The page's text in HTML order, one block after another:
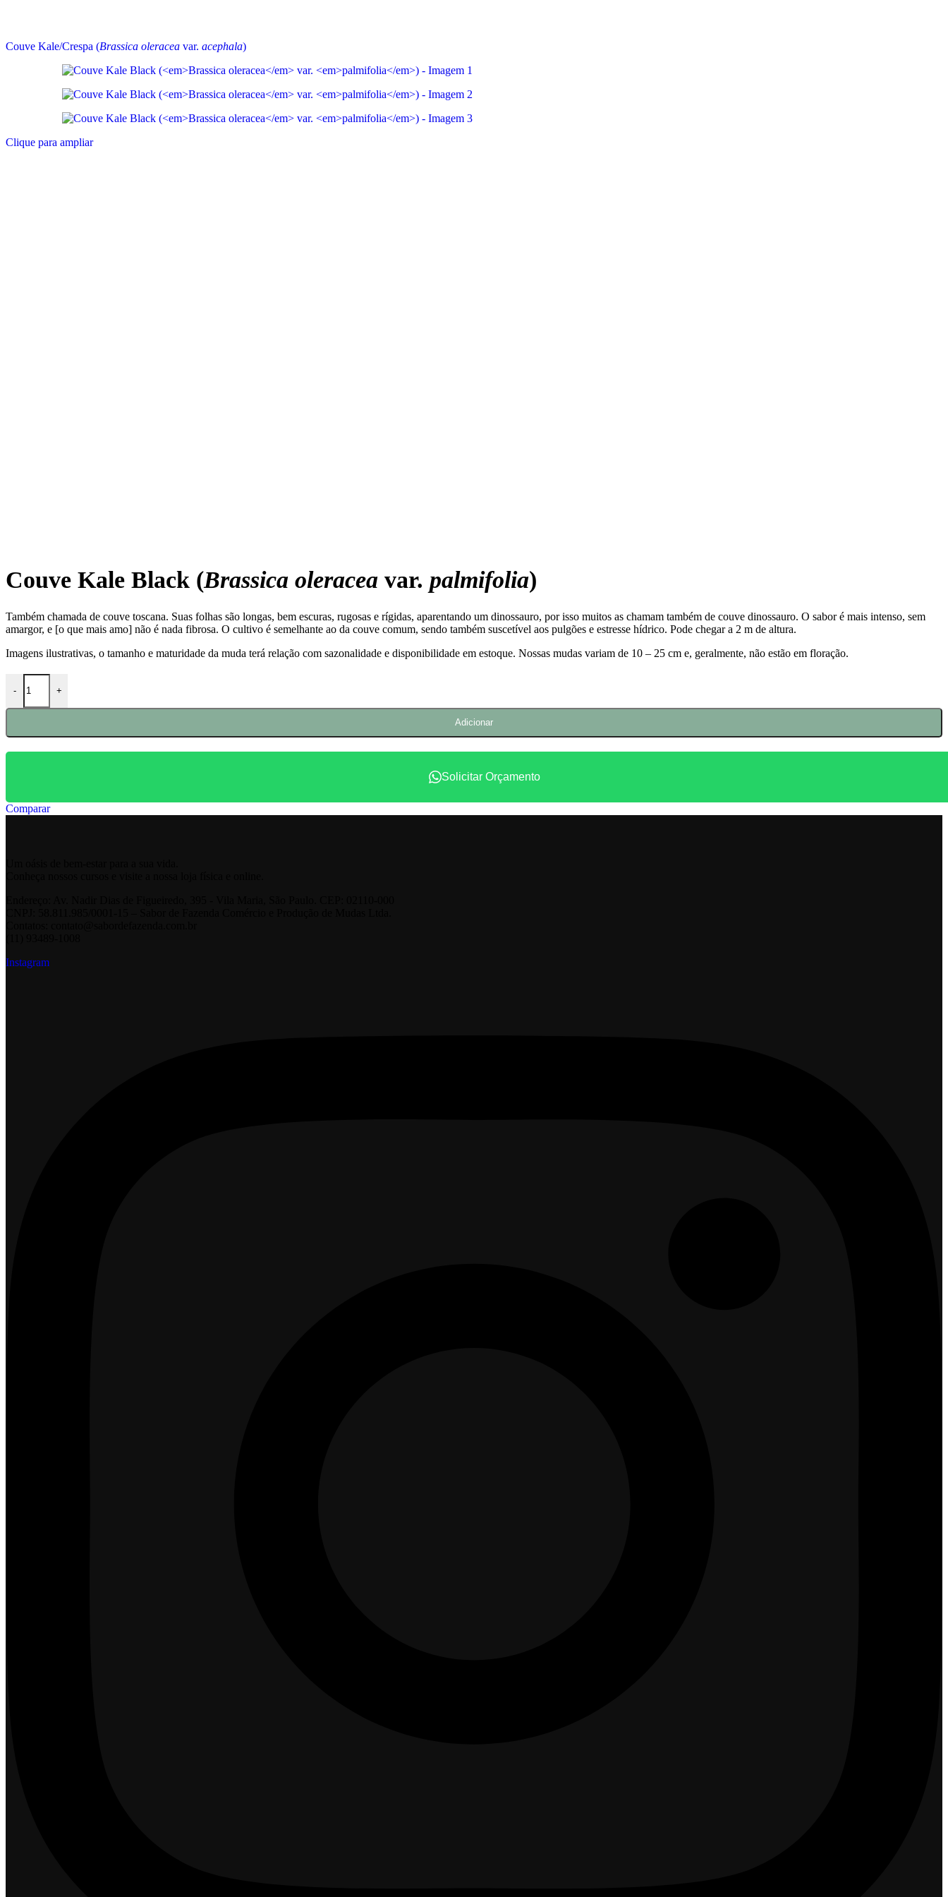
Couve Kale/Crespa (Brassica oleracea var. acephala)
Clique para ampliar
Couve Kale Black (Brassica oleracea var. palmifolia)
Também chamada de couve toscana. Suas folhas são longas, bem escuras, rugosas e rígidas, aparentando um dinossauro, por isso muitos as chamam também de couve dinossauro. O sabor é mais intenso, sem
amargor, e [o que mais amo] não é nada fibrosa. O cultivo é semelhante ao da couve comum, sendo também suscetível aos pulgões e estresse hídrico. Pode chegar a 2 m de altura.
Imagens ilustrativas, o tamanho e maturidade da muda terá relação com sazonalidade e disponibilidade em estoque. Nossas mudas variam de 10 – 25 cm e, geralmente, não estão em floração.
-
Couve Kale Black (Brassica oleracea var. palmifolia) quantidade
+
Adicionar
Solicitar Orçamento
Comparar
Instagram